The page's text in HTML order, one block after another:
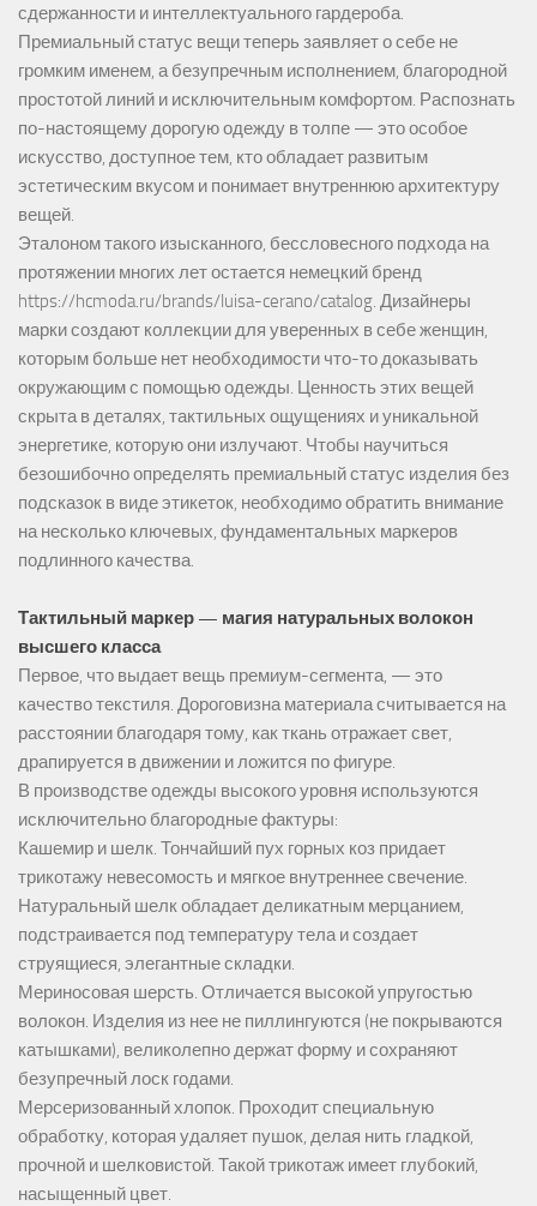
сдержанности и интеллектуального гардероба.
Премиальный статус вещи теперь заявляет о себе не
громким именем, а безупречным исполнением, благородной
простотой линий и исключительным комфортом. Распознать
по-настоящему дорогую одежду в толпе — это особое
искусство, доступное тем, кто обладает развитым
эстетическим вкусом и понимает внутреннюю архитектуру
вещей.
Эталоном такого изысканного, бессловесного подхода на
протяжении многих лет остается немецкий бренд
https://hcmoda.ru/brands/luisa-cerano/catalog. Дизайнеры
марки создают коллекции для уверенных в себе женщин,
которым больше нет необходимости что-то доказывать
окружающим с помощью одежды. Ценность этих вещей
скрыта в деталях, тактильных ощущениях и уникальной
энергетике, которую они излучают. Чтобы научиться
безошибочно определять премиальный статус изделия без
подсказок в виде этикеток, необходимо обратить внимание
на несколько ключевых, фундаментальных маркеров
подлинного качества.
Тактильный маркер — магия натуральных волокон
высшего класса
Первое, что выдает вещь премиум-сегмента, — это
качество текстиля. Дороговизна материала считывается на
расстоянии благодаря тому, как ткань отражает свет,
драпируется в движении и ложится по фигуре.
В производстве одежды высокого уровня используются
исключительно благородные фактуры:
Кашемир и шелк. Тончайший пух горных коз придает
трикотажу невесомость и мягкое внутреннее свечение.
Натуральный шелк обладает деликатным мерцанием,
подстраивается под температуру тела и создает
струящиеся, элегантные складки.
Мериносовая шерсть. Отличается высокой упругостью
волокон. Изделия из нее не пиллингуются (не покрываются
катышками), великолепно держат форму и сохраняют
безупречный лоск годами.
Мерсеризованный хлопок. Проходит специальную
обработку, которая удаляет пушок, делая нить гладкой,
прочной и шелковистой. Такой трикотаж имеет глубокий,
насыщенный цвет.